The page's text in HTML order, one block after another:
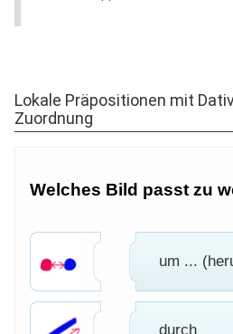
Lokale Präpositionen mit
Zuordnung